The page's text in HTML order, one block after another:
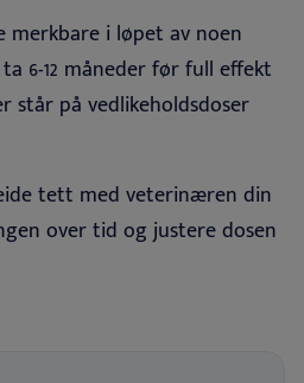
i løpet av noen
6-12 måneder før full effekt
står på vedlikeholdsdoser
tett med veterinæren din
over tid og justere dosen